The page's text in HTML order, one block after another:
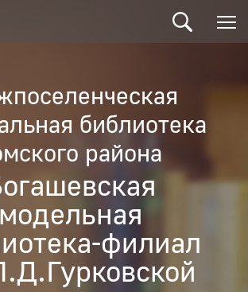
библиотека
района
модельная
филиал